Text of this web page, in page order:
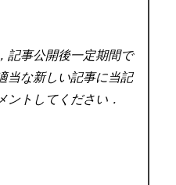
記事公開後一定期間で
当な新しい記事に当記
ントしてください．